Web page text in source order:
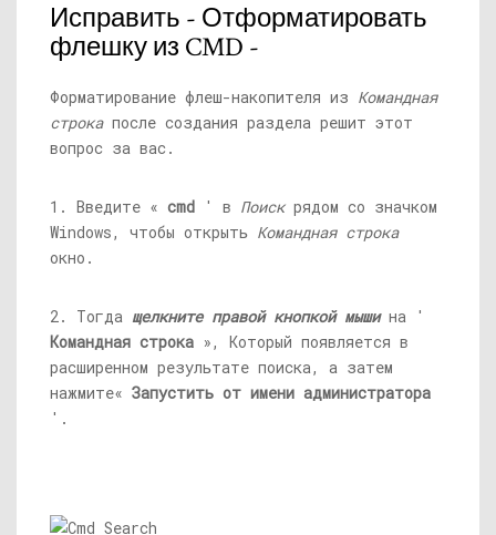
Исправить - Отформатировать
флешку из CMD -
Форматирование флеш-накопителя из Командная
строкапосле создания раздела решит этот
вопрос за вас.
1. Введите « cmd ' в Поискрядом со значком
Windows, чтобы открыть Командная строка
окно.
2. Тогда щелкните правой кнопкой мыши на '
Командная строка », Который появляется в
расширенном результате поиска, а затем
нажмите« Запустить от имени администратора
'.